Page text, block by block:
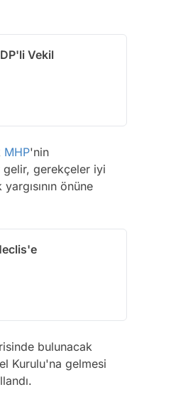
Vekil
MHP'nin
gerekçeler iyi
önüne
bulunacak
Kurulu'na gelmesi